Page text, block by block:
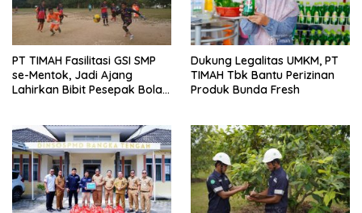
PT TIMAH Fasilitasi GSI SMP
se-Mentok, Jadi Ajang
Lahirkan Bibit Pesepak Bola
Dukung Legalitas UMKM, PT
TIMAH Tbk Bantu Perizinan
Produk Bunda Fresh